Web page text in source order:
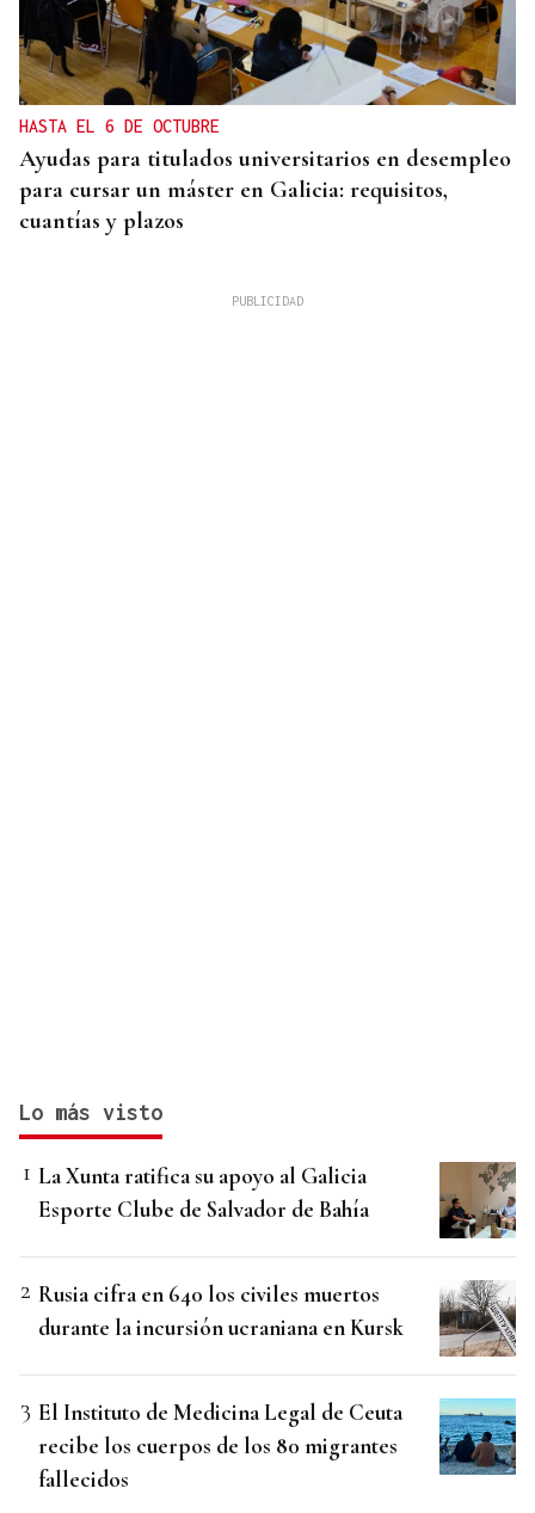
HASTA EL 6 DE OCTUBRE
Ayudas para titulados universitarios en desempleo
para cursar un máster en Galicia: requisitos,
cuantías y plazos
Lo más visto
La Xunta ratifica su apoyo al Galicia
Esporte Clube de Salvador de Bahía
Rusia cifra en 640 los civiles muertos
durante la incursión ucraniana en Kursk
El Instituto de Medicina Legal de Ceuta
recibe los cuerpos de los 80 migrantes
fallecidos